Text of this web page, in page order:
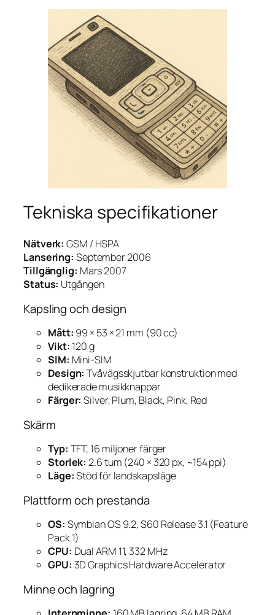
Tekniska specifikationer
Nätverk: GSM / HSPA
Lansering: September 2006
Tillgänglig: Mars 2007
Status: Utgången
Kapsling och design
Mått: 99 × 53 × 21 mm (90 cc)
Vikt: 120 g
SIM: Mini-SIM
Design: Tvåvägsskjutbar konstruktion med
dedikerade musikknappar
Färger: Silver, Plum, Black, Pink, Red
Skärm
Typ: TFT, 16 miljoner färger
Storlek: 2.6 tum (240 × 320 px, ~154 ppi)
Läge:Stöd för landskapsläge
Plattform och prestanda
OS: Symbian OS 9.2, S60 Release 3.1 (Feature
Pack 1)
CPU: Dual ARM 11, 332 MHz
GPU: 3D Graphics Hardware Accelerator
Minne och lagring